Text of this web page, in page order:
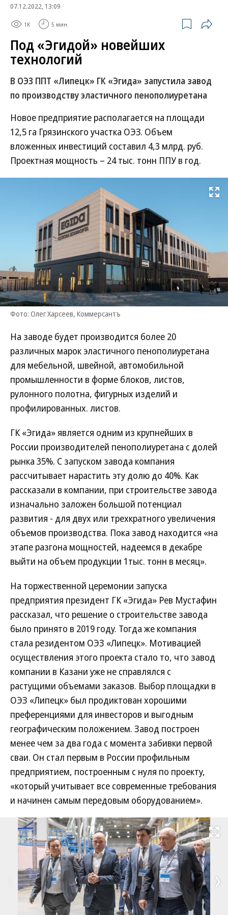
07.12.2022, 13:09
1K 5 мин.
Под «Эгидой» новейших
технологий
В ОЭЗ ППТ «Липецк» ГК «Эгида» запустила завод
по производству эластичного пенополиуретана
Новое предприятие располагается на площади
12,5 га Грязинского участка ОЭЗ. Объем
вложенных инвестиций составил 4,3 млрд. руб.
Проектная мощность – 24 тыс. тонн ППУ в год.
Развернуть
Фото: Олег Харсеев, Коммерсантъ
На заводе будет производится более 20
различных марок эластичного пенополиуретана
для мебельной, швейной, автомобильной
промышленности в форме блоков, листов,
рулонного полотна, фигурных изделий и
профилированных. листов.
ГК «Эгида» является одним из крупнейших в
России производителей пенополиуретана с долей
рынка 35%. С запуском завода компания
рассчитывает нарастить эту долю до 40%. Как
рассказали в компании, при строительстве завода
изначально заложен большой потенциал
развития - для двух или трехкратного увеличения
объемов производства. Пока завод находится «на
этапе разгона мощностей, надеемся в декабре
выйти на объем продукции 1тыс. тонн в месяц».
На торжественной церемонии запуска
предприятия президент ГК «Эгида» Рев Мустафин
рассказал, что решение о строительстве завода
было принято в 2019 году. Тогда же компания
стала резидентом ОЭЗ «Липецк». Мотивацией
осуществления этого проекта стало то, что завод
компании в Казани уже не справлялся с
растущими объемами заказов. Выбор площадки в
ОЭЗ «Липецк» был продиктован хорошими
преференциями для инвесторов и выгодным
географическим положением. Завод построен
менее чем за два года с момента забивки первой
сваи. Он стал первым в России профильным
предприятием, построенным с нуля по проекту,
«который учитывает все современные требования
и начинен самым передовым оборудованием».
Развернуть